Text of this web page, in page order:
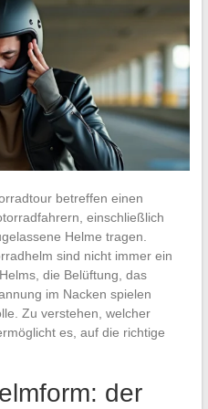
betreffen einen
einschließlich
Helme tragen.
sind nicht immer ein
die Belüftung, das
im Nacken spielen
Zu verstehen, welcher
es, auf die richtige
der